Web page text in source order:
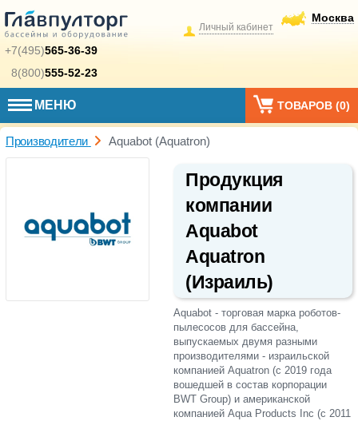
+7(495)565-36-39
8(800)555-52-23
Москва
Личный кабинет
МЕНЮ ТОВАРОВ (0)
Производители Aquabot (Aquatron)
Продукция
компании
Aquabot
Aquatron
(Израиль)
Aquabot - торговая марка роботов-
пылесосов для бассейна,
выпускаемых двумя разными
производителями - израильской
компанией Aquatron (с 2019 года
вошедшей в состав корпорации
BWT Group) и американской
компанией Aqua Products Inc (с 2011